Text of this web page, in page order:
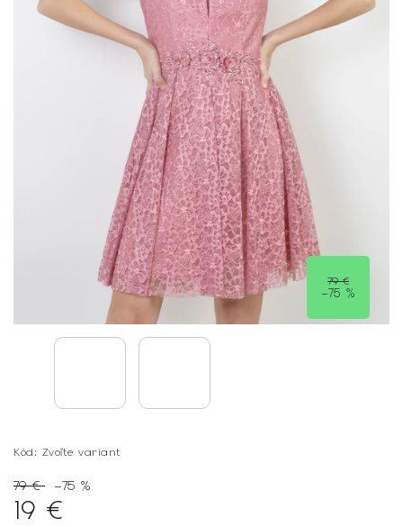
79 €
–75 %
Kód: Zvoľte variant
79 € –75 %
19 €